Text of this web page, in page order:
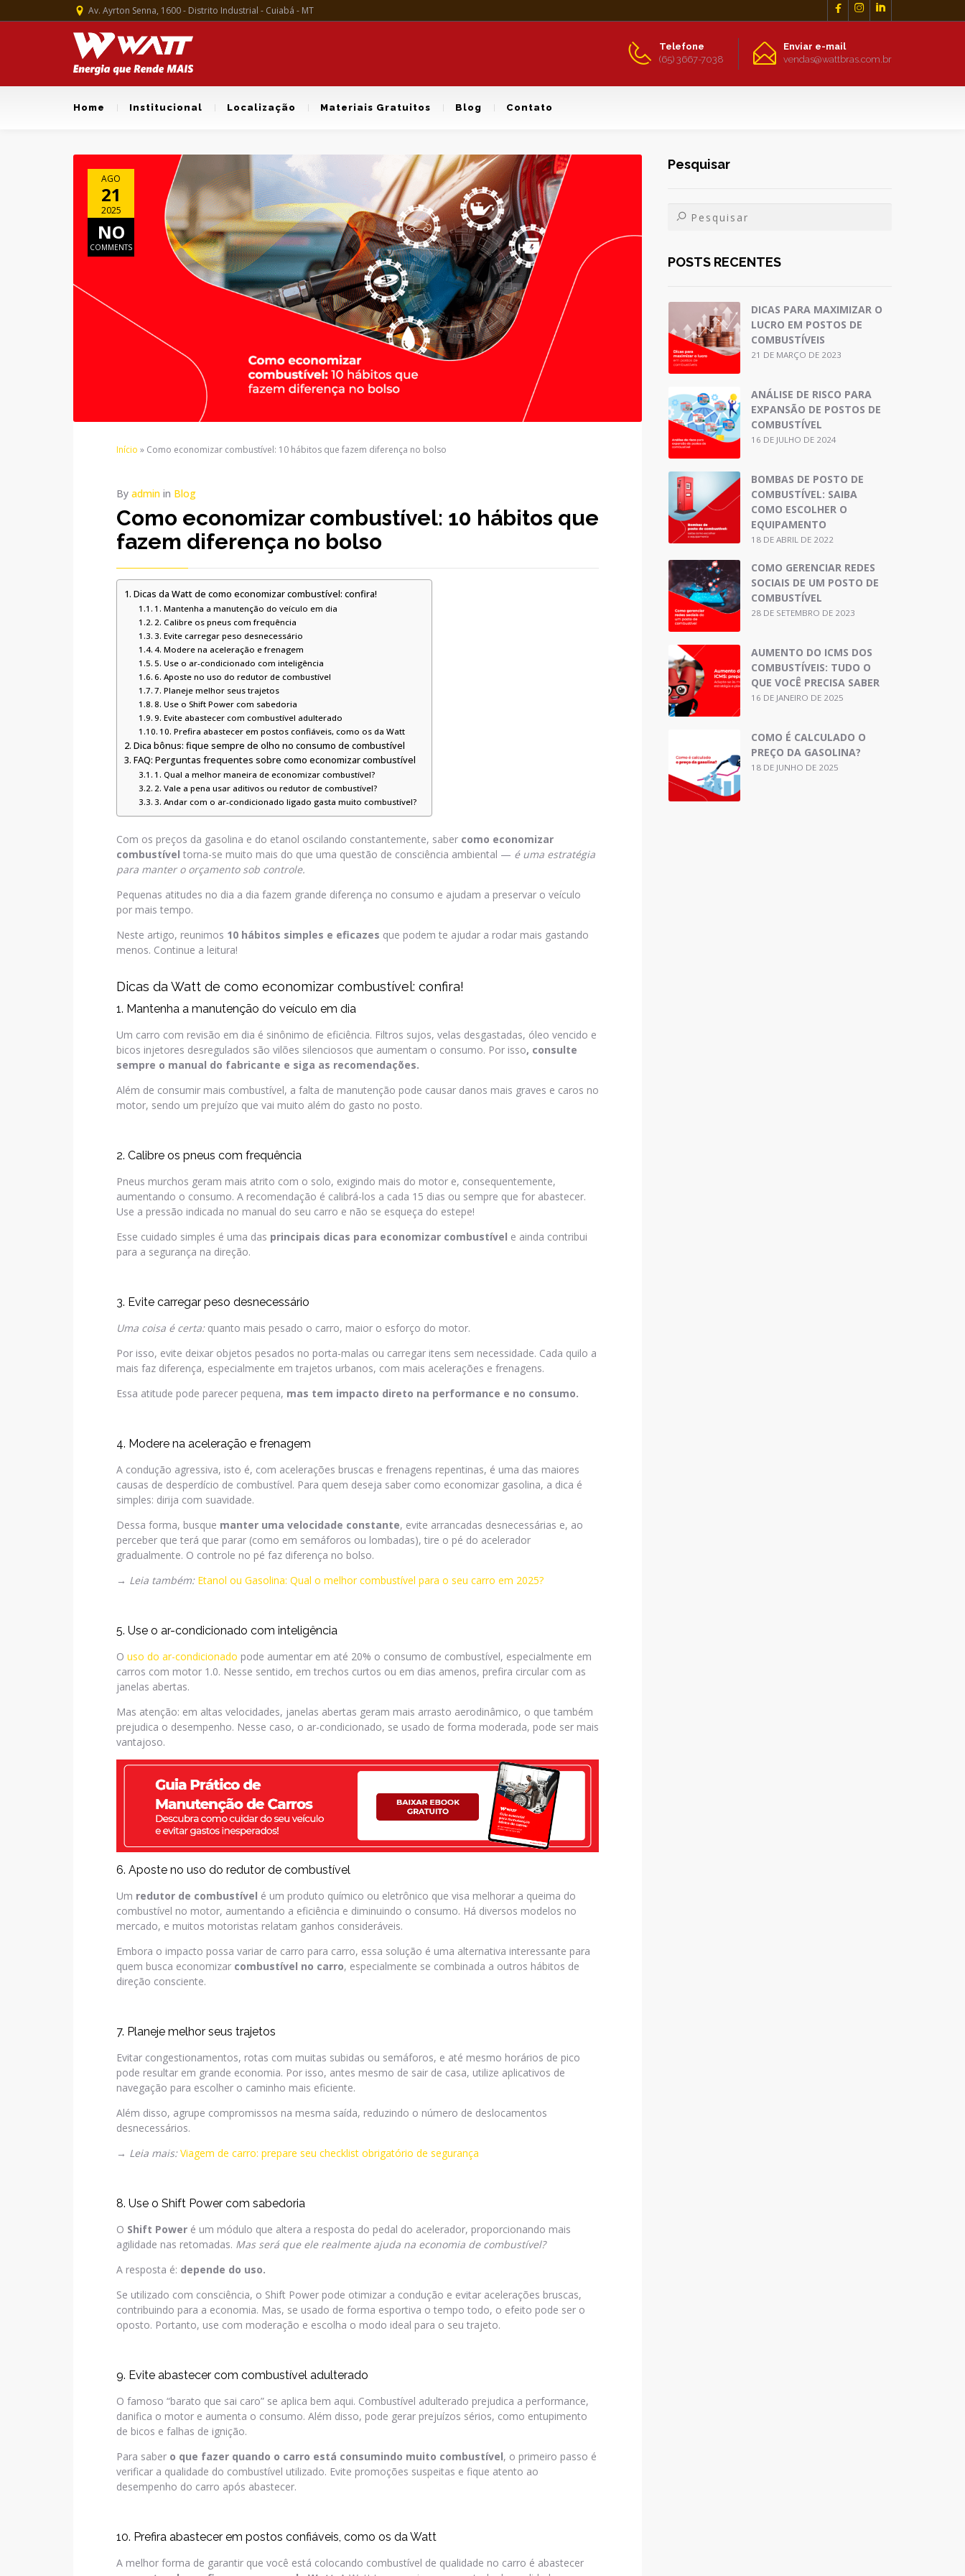
Av. Ayrton Senna, 1600 - Distrito Industrial - Cuiabá - MT   
Enviar e-mail
vendas@wattbras.com.br
Telefone
(65) 3667-7038
Home Institucional Localização Materiais Gratuitos Blog Contato
AGO
21
2025
NO
COMMENTS
Início » Como economizar combustível: 10 hábitos que fazem diferença no bolso
By admin in Blog
Como economizar combustível: 10 hábitos que
fazem diferença no bolso
Dicas da Watt de como economizar combustível: confira!
1. Mantenha a manutenção do veículo em dia
2. Calibre os pneus com frequência
3. Evite carregar peso desnecessário
4. Modere na aceleração e frenagem
5. Use o ar-condicionado com inteligência
6. Aposte no uso do redutor de combustível
7. Planeje melhor seus trajetos
8. Use o Shift Power com sabedoria
9. Evite abastecer com combustível adulterado
10. Prefira abastecer em postos confiáveis, como os da Watt
Dica bônus: fique sempre de olho no consumo de combustível
FAQ: Perguntas frequentes sobre como economizar combustível
1. Qual a melhor maneira de economizar combustível?
2. Vale a pena usar aditivos ou redutor de combustível?
3. Andar com o ar-condicionado ligado gasta muito combustível?
Com os preços da gasolina e do etanol oscilando constantemente, saber como economizar
combustível torna-se muito mais do que uma questão de consciência ambiental — é uma estratégia
para manter o orçamento sob controle.
Pequenas atitudes no dia a dia fazem grande diferença no consumo e ajudam a preservar o veículo
por mais tempo.
Neste artigo, reunimos 10 hábitos simples e eficazes que podem te ajudar a rodar mais gastando
menos. Continue a leitura!
Dicas da Watt de como economizar combustível: confira!
1. Mantenha a manutenção do veículo em dia
Um carro com revisão em dia é sinônimo de eficiência. Filtros sujos, velas desgastadas, óleo vencido e
bicos injetores desregulados são vilões silenciosos que aumentam o consumo. Por isso, consulte
sempre o manual do fabricante e siga as recomendações.
Além de consumir mais combustível, a falta de manutenção pode causar danos mais graves e caros no
motor, sendo um prejuízo que vai muito além do gasto no posto.
2. Calibre os pneus com frequência
Pneus murchos geram mais atrito com o solo, exigindo mais do motor e, consequentemente,
aumentando o consumo. A recomendação é calibrá-los a cada 15 dias ou sempre que for abastecer.
Use a pressão indicada no manual do seu carro e não se esqueça do estepe!
Esse cuidado simples é uma das principais dicas para economizar combustível e ainda contribui
para a segurança na direção.
3. Evite carregar peso desnecessário
Uma coisa é certa: quanto mais pesado o carro, maior o esforço do motor.
Por isso, evite deixar objetos pesados no porta-malas ou carregar itens sem necessidade. Cada quilo a
mais faz diferença, especialmente em trajetos urbanos, com mais acelerações e frenagens.
Essa atitude pode parecer pequena, mas tem impacto direto na performance e no consumo.
4. Modere na aceleração e frenagem
A condução agressiva, isto é, com acelerações bruscas e frenagens repentinas, é uma das maiores
causas de desperdício de combustível. Para quem deseja saber como economizar gasolina, a dica é
simples: dirija com suavidade.
Dessa forma, busque manter uma velocidade constante, evite arrancadas desnecessárias e, ao
perceber que terá que parar (como em semáforos ou lombadas), tire o pé do acelerador
gradualmente. O controle no pé faz diferença no bolso.
→ Leia também: Etanol ou Gasolina: Qual o melhor combustível para o seu carro em 2025?
5. Use o ar-condicionado com inteligência
O uso do ar-condicionado pode aumentar em até 20% o consumo de combustível, especialmente em
carros com motor 1.0. Nesse sentido, em trechos curtos ou em dias amenos, prefira circular com as
janelas abertas.
Mas atenção: em altas velocidades, janelas abertas geram mais arrasto aerodinâmico, o que também
prejudica o desempenho. Nesse caso, o ar-condicionado, se usado de forma moderada, pode ser mais
vantajoso.
6. Aposte no uso do redutor de combustível
Um redutor de combustível é um produto químico ou eletrônico que visa melhorar a queima do
combustível no motor, aumentando a eficiência e diminuindo o consumo. Há diversos modelos no
mercado, e muitos motoristas relatam ganhos consideráveis.
Embora o impacto possa variar de carro para carro, essa solução é uma alternativa interessante para
quem busca economizar combustível no carro, especialmente se combinada a outros hábitos de
direção consciente.
7. Planeje melhor seus trajetos
Evitar congestionamentos, rotas com muitas subidas ou semáforos, e até mesmo horários de pico
pode resultar em grande economia. Por isso, antes mesmo de sair de casa, utilize aplicativos de
navegação para escolher o caminho mais eficiente.
Além disso, agrupe compromissos na mesma saída, reduzindo o número de deslocamentos
desnecessários.
→ Leia mais: Viagem de carro: prepare seu checklist obrigatório de segurança
8. Use o Shift Power com sabedoria
O Shift Power é um módulo que altera a resposta do pedal do acelerador, proporcionando mais
agilidade nas retomadas. Mas será que ele realmente ajuda na economia de combustível?
A resposta é: depende do uso.
Se utilizado com consciência, o Shift Power pode otimizar a condução e evitar acelerações bruscas,
contribuindo para a economia. Mas, se usado de forma esportiva o tempo todo, o efeito pode ser o
oposto. Portanto, use com moderação e escolha o modo ideal para o seu trajeto.
9. Evite abastecer com combustível adulterado
O famoso “barato que sai caro” se aplica bem aqui. Combustível adulterado prejudica a performance,
danifica o motor e aumenta o consumo. Além disso, pode gerar prejuízos sérios, como entupimento
de bicos e falhas de ignição.
Para saber o que fazer quando o carro está consumindo muito combustível, o primeiro passo é
verificar a qualidade do combustível utilizado. Evite promoções suspeitas e fique atento ao
desempenho do carro após abastecer.
10. Prefira abastecer em postos confiáveis, como os da Watt
A melhor forma de garantir que você está colocando combustível de qualidade no carro é abastecer
Pesquisar
POSTS RECENTES
DICAS PARA MAXIMIZAR O
LUCRO EM POSTOS DE
COMBUSTÍVEIS
21 DE MARÇO DE 2023
ANÁLISE DE RISCO PARA
EXPANSÃO DE POSTOS DE
COMBUSTÍVEL
16 DE JULHO DE 2024
BOMBAS DE POSTO DE
COMBUSTÍVEL: SAIBA
COMO ESCOLHER O
EQUIPAMENTO
18 DE ABRIL DE 2022
COMO GERENCIAR REDES
SOCIAIS DE UM POSTO DE
COMBUSTÍVEL
28 DE SETEMBRO DE 2023
AUMENTO DO ICMS DOS
COMBUSTÍVEIS: TUDO O
QUE VOCÊ PRECISA SABER
16 DE JANEIRO DE 2025
COMO É CALCULADO O
PREÇO DA GASOLINA?
18 DE JUNHO DE 2025